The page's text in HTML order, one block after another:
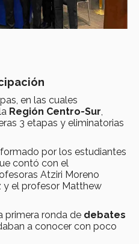
en las cuales
Región Centro-Sur
3 etapas y eliminatorias
por los estudiantes
contó con el
Atziri Moreno
y el profesor Matthew
primera ronda de debates
a conocer con poco